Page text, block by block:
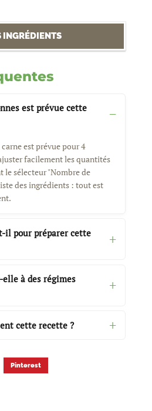
INGRÉDIENTS
est prévue cette
est prévue pour 4
facilement les quantités
sélecteur "Nombre de
des ingrédients : tout est
il pour préparer cette
à des régimes
cette recette ?
Pinterest